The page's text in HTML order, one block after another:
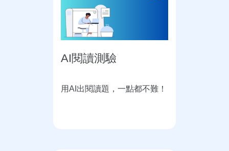
AI閱讀測驗
用AI出閱讀題，一點都不難！